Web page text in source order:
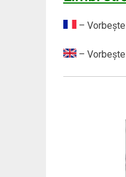
–
– Vorbeşte